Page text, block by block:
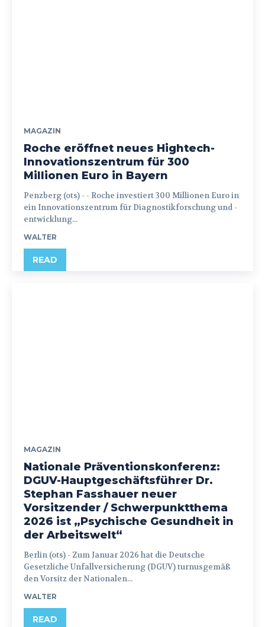
MAGAZIN
Roche eröffnet neues Hightech-
Innovationszentrum für 300
Millionen Euro in Bayern
Penzberg (ots) - - Roche investiert 300 Millionen Euro in
ein Innovationszentrum für Diagnostikforschung und -
entwicklung...
WALTER
READ
MAGAZIN
Nationale Präventionskonferenz:
DGUV-Hauptgeschäftsführer Dr.
Stephan Fasshauer neuer
Vorsitzender / Schwerpunktthema
2026 ist „Psychische Gesundheit in
der Arbeitswelt“
Berlin (ots) - Zum Januar 2026 hat die Deutsche
Gesetzliche Unfallversicherung (DGUV) turnusgemäß
den Vorsitz der Nationalen...
WALTER
READ